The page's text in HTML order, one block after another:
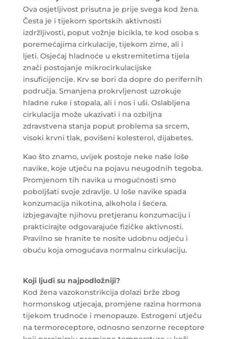
Ova osjetljivost prisutna je prije svega kod žena.
Česta je i tijekom sportskih aktivnosti
izdržljivosti, poput vožnje bicikla, te kod osoba s
poremećajima cirkulacije, tijekom zime, ali i
ljeti. Osjećaj hladnoće u ekstremitetima tijela
znači postojanje mikrocirkulacijske
insuficijencije. Krv se bori da dopre do perifernih
područja. Smanjena prokrvljenost uzrokuje
hladne ruke i stopala, ali i nos i uši. Oslabljena
cirkulacija može ukazivati i na ozbiljna
zdravstvena stanja poput problema sa srcem,
visoki krvni tlak, povišeni kolesterol, dijabetes.
Kao što znamo, uvijek postoje neke naše loše
navike, koje utječu na pojavu neugodnih tegoba.
Promjenom tih navika u mogućnosti smo
poboljšati svoje zdravlje. U loše navike spada
konzumacija nikotina, alkohola i šećera.
izbjegavajte njihovu pretjeranu konzumaciju i
prakticirajte odgovarajuće fizičke aktivnosti.
Pravilno se hranite te nosite udobnu odjeću i
obuću koja omogućava normalnu cirkulaciju.
Koji ljudi su najpodložniji?
Kod žena vazokonstrikcija dolazi brže zbog
hormonskog utjecaja, promjene razina hormona
tijekom trudnoće i menopauze. Estrogeni utječu
na termoreceptore, odnosno senzorne receptore